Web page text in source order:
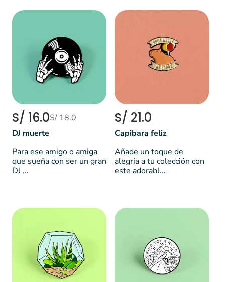
S/ 16.0S/ 18.0
DJ muerte
Para ese amigo o amiga
que sueña con ser un gran
DJ ...
S/ 21.0
Capibara feliz
Añade un toque de
alegría a tu colección con
este adorabl...